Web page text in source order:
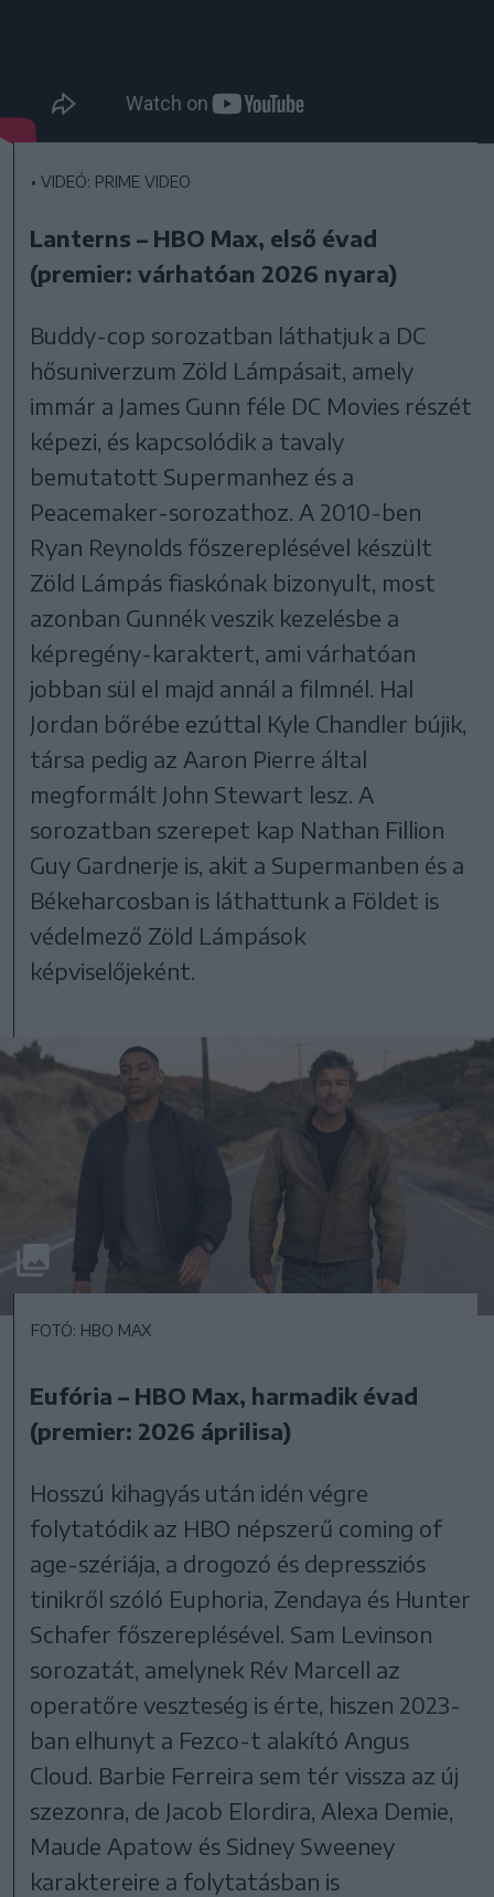
• VIDEÓ: PRIME VIDEO
Lanterns – HBO Max, első évad
(premier: várhatóan 2026 nyara)
Buddy-cop sorozatban láthatjuk a DC
hősuniverzum Zöld Lámpásait, amely
immár a James Gunn féle DC Movies részét
képezi, és kapcsolódik a tavaly
bemutatott Supermanhez és a
Peacemaker-sorozathoz. A 2010-ben
Ryan Reynolds főszereplésével készült
Zöld Lámpás fiaskónak bizonyult, most
azonban Gunnék veszik kezelésbe a
képregény-karaktert, ami várhatóan
jobban sül el majd annál a filmnél. Hal
Jordan bőrébe ezúttal Kyle Chandler bújik,
társa pedig az Aaron Pierre által
megformált John Stewart lesz. A
sorozatban szerepet kap Nathan Fillion
Guy Gardnerje is, akit a Supermanben és a
Békeharcosban is láthattunk a Földet is
védelmező Zöld Lámpások
képviselőjeként.
FOTÓ: HBO MAX
Eufória – HBO Max, harmadik évad
(premier: 2026 áprilisa)
Hosszú kihagyás után idén végre
folytatódik az HBO népszerű coming of
age-szériája, a drogozó és depressziós
tinikről szóló Euphoria, Zendaya és Hunter
Schafer főszereplésével. Sam Levinson
sorozatát, amelynek Rév Marcell az
operatőre veszteség is érte, hiszen 2023-
ban elhunyt a Fezco-t alakító Angus
Cloud. Barbie Ferreira sem tér vissza az új
szezonra, de Jacob Elordira, Alexa Demie,
Maude Apatow és Sidney Sweeney
karaktereire a folytatásban is